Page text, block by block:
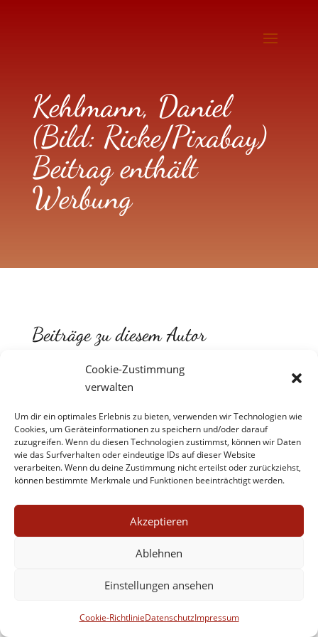
Cookie-Zustimmung
verwalten
Um dir ein optimales Erlebnis zu bieten, verwenden wir Technologien wie
Cookies, um Geräteinformationen zu speichern und/oder darauf
zuzugreifen. Wenn du diesen Technologien zustimmst, können wir Daten
wie das Surfverhalten oder eindeutige IDs auf dieser Website
verarbeiten. Wenn du deine Zustimmung nicht erteilst oder zurückziehst,
können bestimmte Merkmale und Funktionen beeinträchtigt werden.
Akzeptieren
Ablehnen
Einstellungen ansehen
Cookie-RichtlinieDatenschutzImpressum
Kehlmann, Daniel
(Bild: Ricke/Pixabay)
Beitrag enthält
Werbung
Beiträge zu diesem Autor
"Die Vermessung der Welt" - Daniel
Datenschutz
Cookie-Richtlinie (EU)